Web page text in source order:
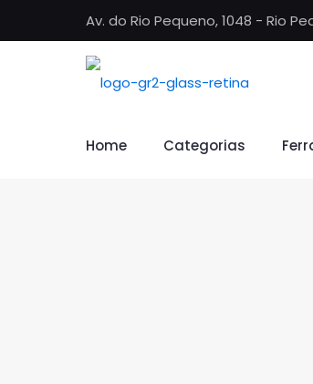
Av. do Rio Pequeno, 1048 - Rio
Home Categorias